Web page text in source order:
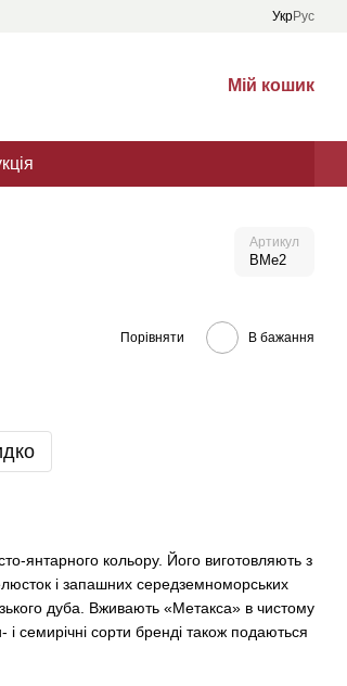
УкрРус
Мій кошик
Артикул
BMe2
Порівняти В бажання
янтарного кольору. Його виготовляють з
і запашних середземноморських
дуба. Вживають «Метакса» в чистому
семирічні сорти бренді також подаються